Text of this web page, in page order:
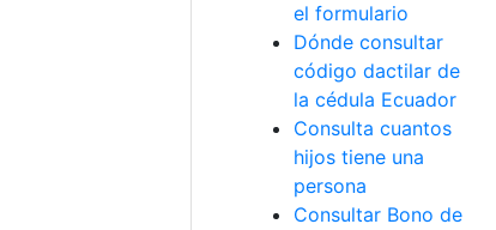
el formulario
Dónde consultar
código dactilar de
la cédula Ecuador
Consulta cuantos
hijos tiene una
persona
Consultar Bono de